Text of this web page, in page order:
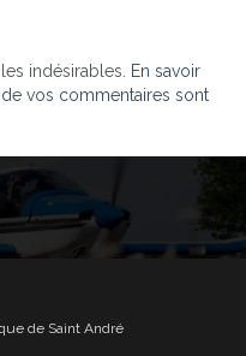
indésirables. En savoir
vos commentaires sont
de Saint André